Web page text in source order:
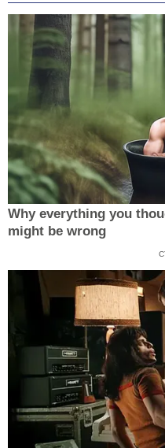
Why everything you
might be wrong